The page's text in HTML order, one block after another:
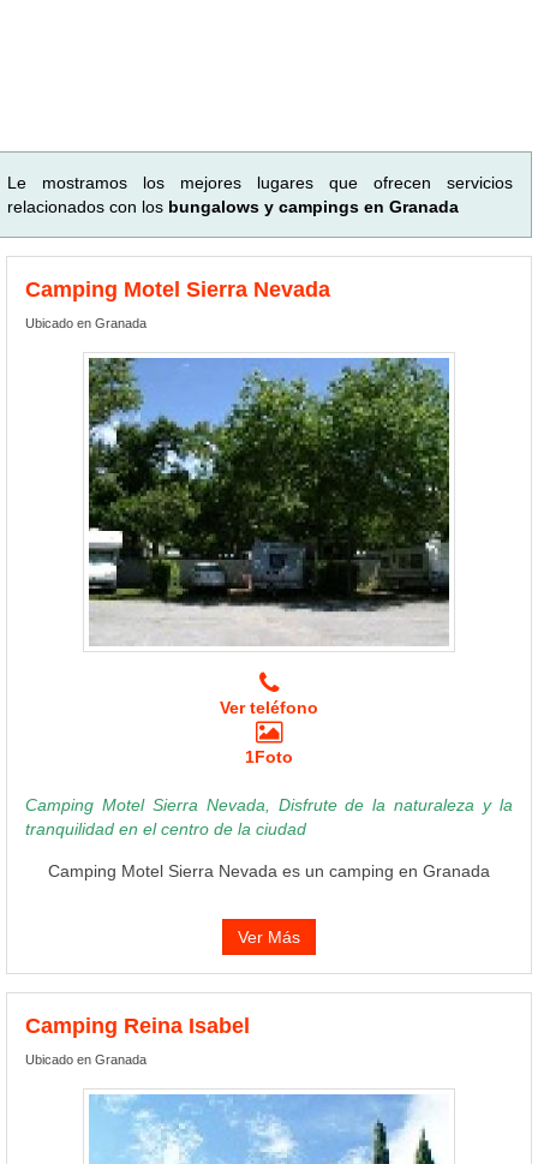
Le mostramos los mejores lugares que ofrecen servicios
relacionados con los bungalows y campings en Granada
Camping Motel Sierra Nevada
Ubicado en Granada
Ver teléfono
1Foto
Camping Motel Sierra Nevada, Disfrute de la naturaleza y la
tranquilidad en el centro de la ciudad
Camping Motel Sierra Nevada es un camping en Granada
Ver Más
Camping Reina Isabel
Ubicado en Granada